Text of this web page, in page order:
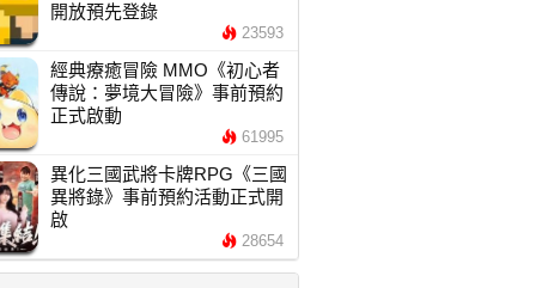
開放預先登錄
23593
經典療癒冒險 MMO《初心者
傳說：夢境大冒險》事前預約
正式啟動
61995
異化三國武將卡牌RPG《三國
異將錄》事前預約活動正式開
啟
28654